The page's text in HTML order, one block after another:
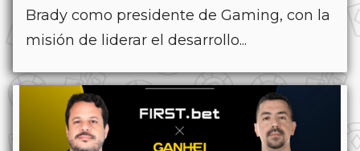
Brady como presidente de Gaming, con la
misión de liderar el desarrollo...